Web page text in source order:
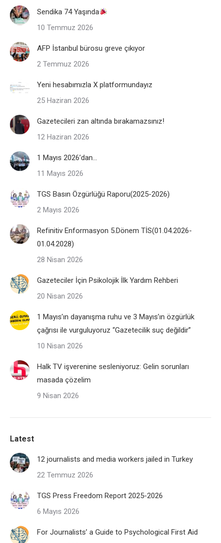
Sendika 74 Yaşında
10 Temmuz 2026
AFP İstanbul bürosu greve çıkıyor
2 Temmuz 2026
Yeni hesabımızla X platformundayız
25 Haziran 2026
Gazetecileri zan altında bırakamazsınız!
12 Haziran 2026
1 Mayıs 2026’dan…
11 Mayıs 2026
TGS Basın Özgürlüğü Raporu(2025-2026)
2 Mayıs 2026
Refinitiv Enformasyon 5.Dönem TİS(01.04.2026-
01.04.2028)
28 Nisan 2026
Gazeteciler İçin Psikolojik İlk Yardım Rehberi
20 Nisan 2026
1 Mayıs’ın dayanışma ruhu ve 3 Mayıs’ın özgürlük
çağrısı ile vurguluyoruz “Gazetecilik suç değildir”
10 Nisan 2026
Halk TV işverenine sesleniyoruz: Gelin sorunları
masada çözelim
9 Nisan 2026
Latest
12 journalists and media workers jailed in Turkey
22 Temmuz 2026
TGS Press Freedom Report 2025-2026
6 Mayıs 2026
For Journalists’ a Guide to Psychological First Aid